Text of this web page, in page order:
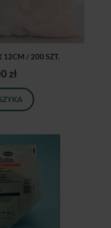
12CM / 200 SZT.
zł